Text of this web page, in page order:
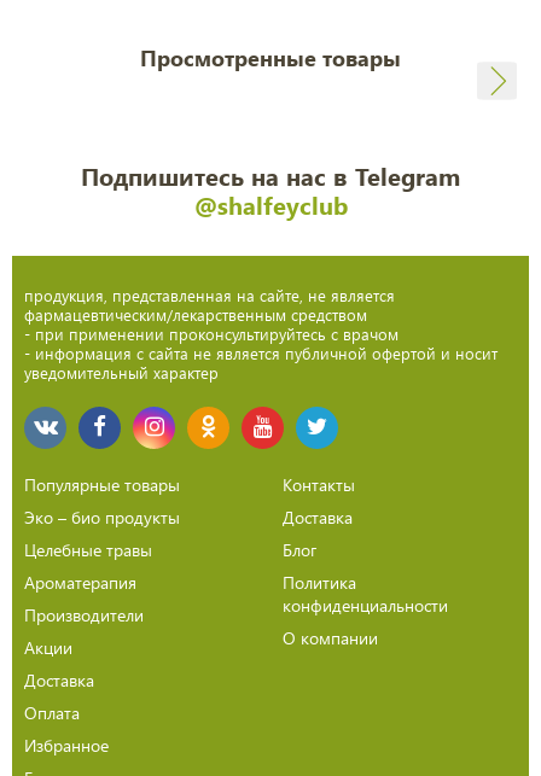
Просмотренные товары
Подпишитесь на нас в Telegram
@shalfeyclub
продукция, представленная на сайте, не является
фармацевтическим/лекарственным средством
- при применении проконсультируйтесь с врачом
- информация с сайта не является публичной офертой и носит
уведомительный характер
Популярные товары
Эко – био продукты
Целебные травы
Ароматерапия
Производители
Акции
Доставка
Оплата
Избранное
Контакты
Доставка
Блог
Политика
конфиденциальности
О компании